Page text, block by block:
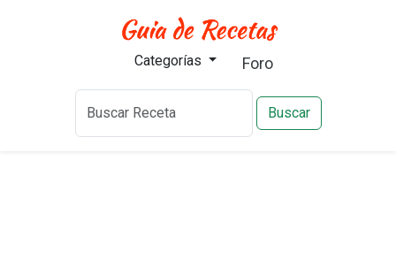
Categorías Foro
Buscar